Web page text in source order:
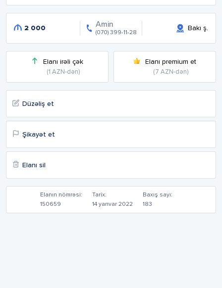
2 000 Amin
(070) 399-11-28
Bakı ş.
Elanı irəli çək
(1 AZN-dən)
Elanı premium et
(7 AZN-dən)
Düzəliş et
Şikayət et
Elanı sil
Elanın nömrəsi:
150659
Tarix:
14 yanvar 2022
Baxış sayı:
183